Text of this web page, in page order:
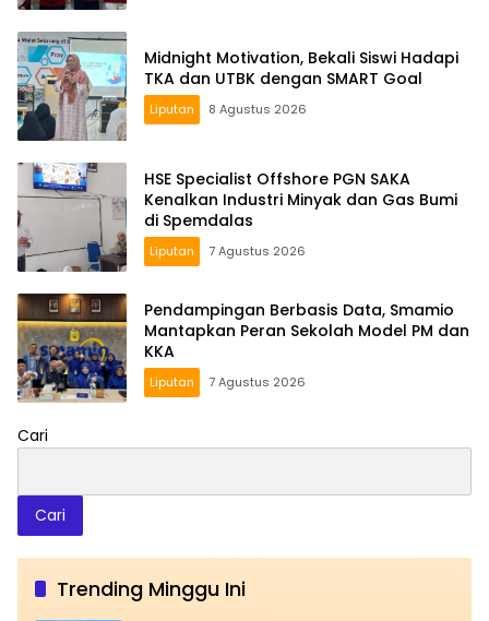
Midnight Motivation, Bekali Siswi Hadapi
TKA dan UTBK dengan SMART Goal
Liputan 8 Agustus 2026
HSE Specialist Offshore PGN SAKA
Kenalkan Industri Minyak dan Gas Bumi
di Spemdalas
Liputan 7 Agustus 2026
Pendampingan Berbasis Data, Smamio
Mantapkan Peran Sekolah Model PM dan
KKA
Liputan 7 Agustus 2026
Cari
Cari
Trending Minggu Ini